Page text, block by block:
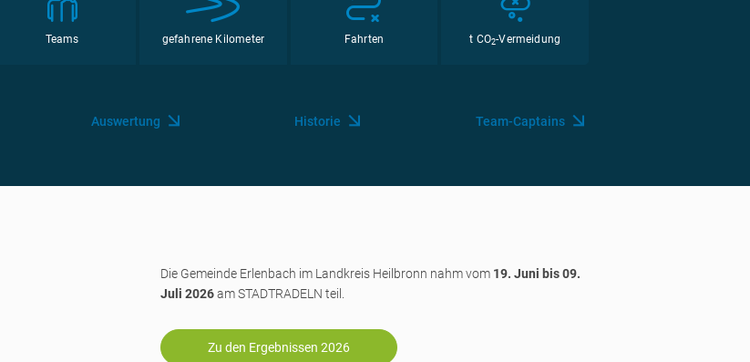
Teams gefahrene Kilometer Fahrten t CO2-Vermeidung
Auswertung Historie Team-Captains
Die Gemeinde Erlenbach im Landkreis Heilbronn nahm vom 19. Juni bis 09.
Juli 2026am STADTRADELN teil.
Zu den Ergebnissen 2026